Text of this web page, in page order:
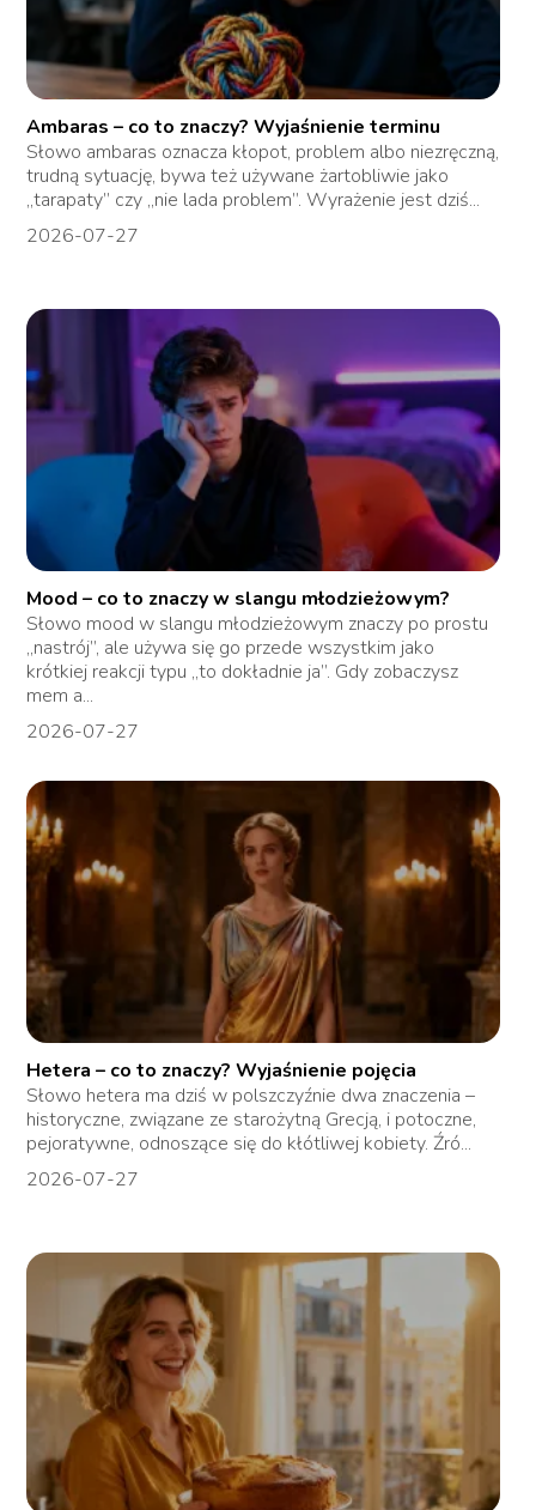
Ambaras – co to znaczy? Wyjaśnienie terminu
Słowo ambaras oznacza kłopot, problem albo niezręczną,
trudną sytuację, bywa też używane żartobliwie jako
„tarapaty” czy „nie lada problem”. Wyrażenie jest dziś...
2026-07-27
Mood – co to znaczy w slangu młodzieżowym?
Słowo mood w slangu młodzieżowym znaczy po prostu
„nastrój”, ale używa się go przede wszystkim jako
krótkiej reakcji typu „to dokładnie ja”. Gdy zobaczysz
mem a...
2026-07-27
Hetera – co to znaczy? Wyjaśnienie pojęcia
Słowo hetera ma dziś w polszczyźnie dwa znaczenia –
historyczne, związane ze starożytną Grecją, i potoczne,
pejoratywne, odnoszące się do kłótliwej kobiety. Źró...
2026-07-27